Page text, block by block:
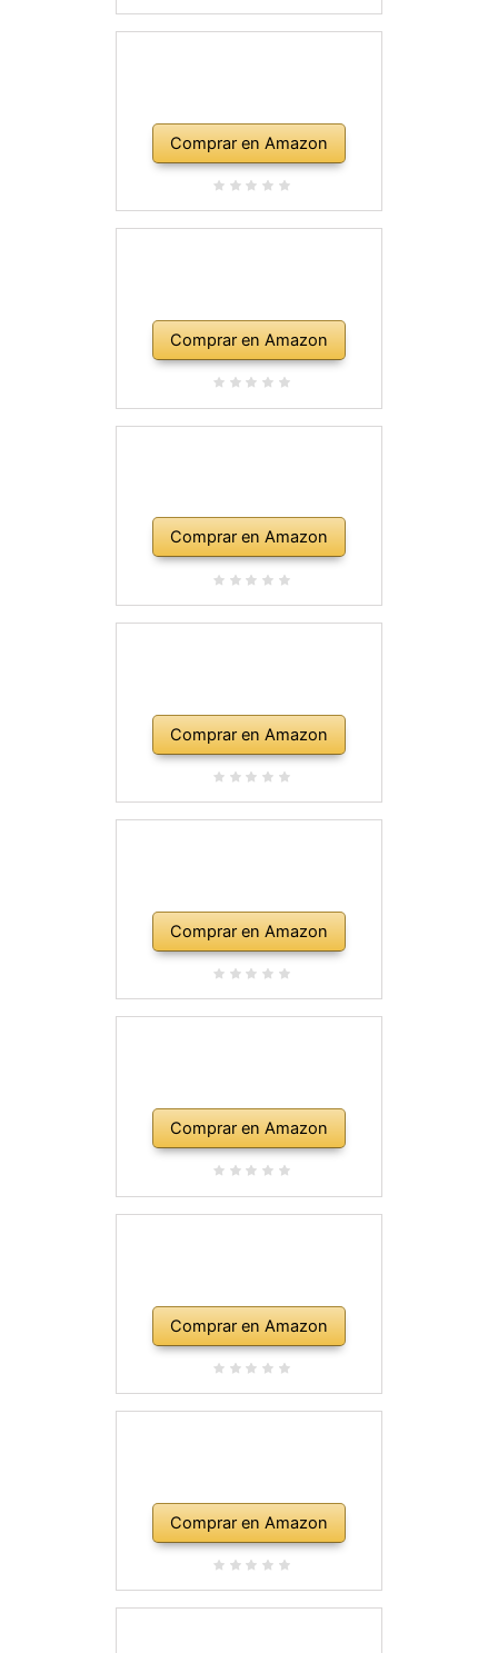
Comprar en Amazon
Comprar en Amazon
Comprar en Amazon
Comprar en Amazon
Comprar en Amazon
Comprar en Amazon
Comprar en Amazon
Comprar en Amazon